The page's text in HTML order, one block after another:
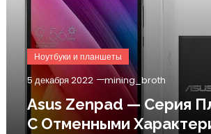
Ноутбуки и планшеты
5 декабря 2022 mining_broth
Asus Zenpad — Серия
С Отменными